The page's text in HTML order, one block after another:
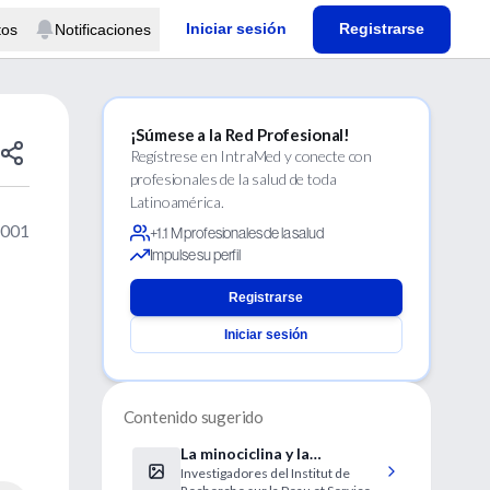
Notificaciones Iniciar sesión Registrarse
¡Súmese a la Red Profesional!
Regístrese en IntraMed y conecte con
profesionales de la salud de toda
Latinoamérica.
+1.1 M profesionales de la salud
Impulse su perfil
Registrarse
Iniciar sesión
Contenido sugerido
La minociclina y la
doxiciclina serían
Investigadores del Institut de